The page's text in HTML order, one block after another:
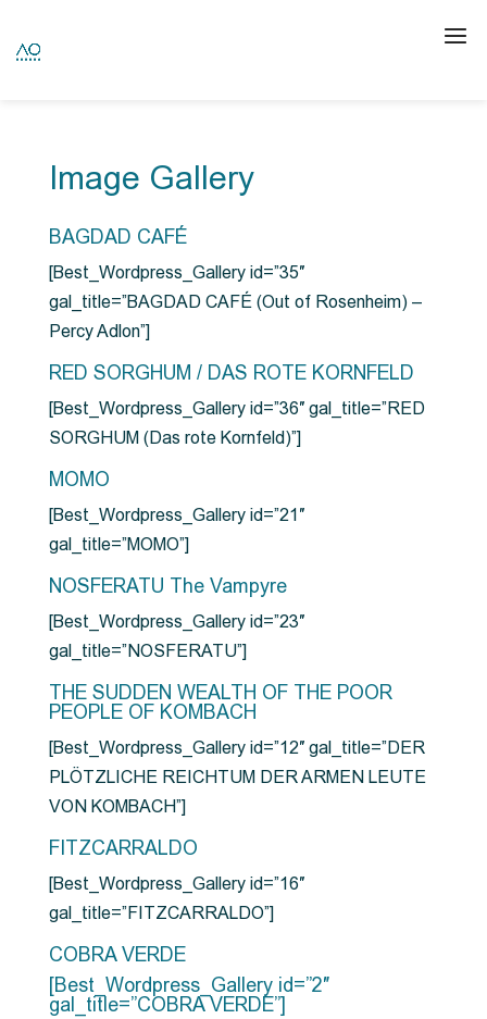
Image Gallery
BAGDAD CAFÉ
[Best_Wordpress_Gallery id=”35″
gal_title=”BAGDAD CAFÉ (Out of Rosenheim) –
Percy Adlon”]
RED SORGHUM / DAS ROTE KORNFELD
[Best_Wordpress_Gallery id=”36″ gal_title=”RED
SORGHUM (Das rote Kornfeld)”]
MOMO
[Best_Wordpress_Gallery id=”21″
gal_title=”MOMO”]
NOSFERATU The Vampyre
[Best_Wordpress_Gallery id=”23″
gal_title=”NOSFERATU”]
THE SUDDEN WEALTH OF THE POOR
PEOPLE OF KOMBACH
[Best_Wordpress_Gallery id=”12″ gal_title=”DER
PLÖTZLICHE REICHTUM DER ARMEN LEUTE
VON KOMBACH”]
FITZCARRALDO
[Best_Wordpress_Gallery id=”16″
gal_title=”FITZCARRALDO”]
COBRA VERDE
[Best_Wordpress_Gallery id=”2″
gal_title=”COBRA VERDE”]